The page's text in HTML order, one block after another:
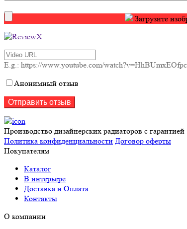
Загрузите
E.g.: https://www.youtube.com/watch?v=HhBUmxEOfpc
Анонимный отзыв
Производство дизайнерских радиаторов с
Политика конфиденциальности Договор оферты
Покупателям
Каталог
В интерьере
Доставка и Оплата
Контакты
О компании